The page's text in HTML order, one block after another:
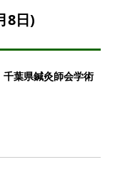
8日)
葉県鍼灸師会学術